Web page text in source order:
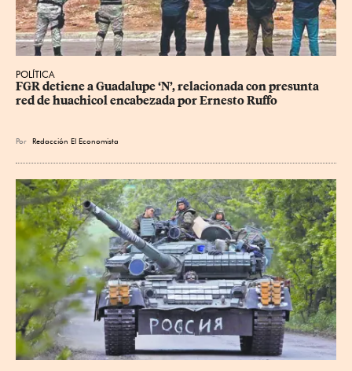
POLÍTICA
FGR detiene a Guadalupe ‘N’, relacionada con presunta
red de huachicol encabezada por Ernesto Ruffo
Por Redacción El Economista